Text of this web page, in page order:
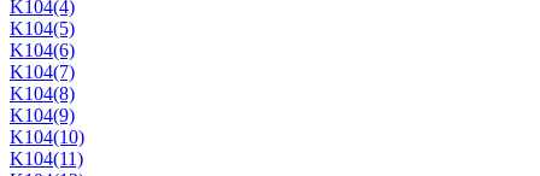
K104(4)
K104(5)
K104(6)
K104(7)
K104(8)
K104(9)
K104(10)
K104(11)